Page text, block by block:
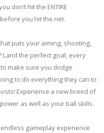
don’t hit the ENTIRE
you hit the net.
puts your aiming, shooting,
Land the perfect goal, every
make sure you dodge
to do everything they can to
Experience a new breed of
as well as your ball skills.
gameplay experience